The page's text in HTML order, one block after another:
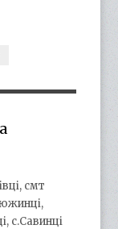
смт
с.Савинці